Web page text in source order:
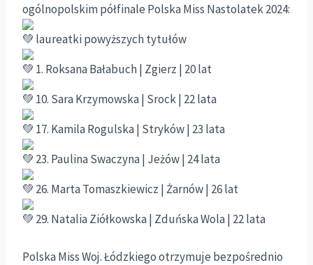
ogólnopolskim półfinale Polska Miss Nastolatek 2024:
laureatki powyższych tytułów
1. Roksana Bałabuch | Zgierz | 20 lat
10. Sara Krzymowska | Srock | 22 lata
17. Kamila Rogulska | Stryków | 23 lata
23. Paulina Swaczyna | Jeżów | 24 lata
26. Marta Tomaszkiewicz | Żarnów | 26 lat
29. Natalia Ziółkowska | Zduńska Wola | 22 lata
Polska Miss Woj. Łódzkiego otrzymuje bezpośrednio